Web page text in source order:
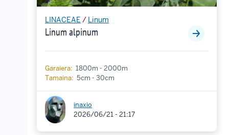
LINACEAE / Linum
Linum alpinum
Garaiera: 1800m - 2000m
Tamaina: 5cm - 30cm
inaxio
2026/06/21 - 21:17